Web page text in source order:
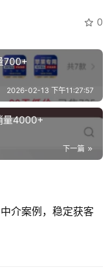
0
700+
2026-02-13 下午11:27:57
量4000+
下一篇
介案例，稳定获客